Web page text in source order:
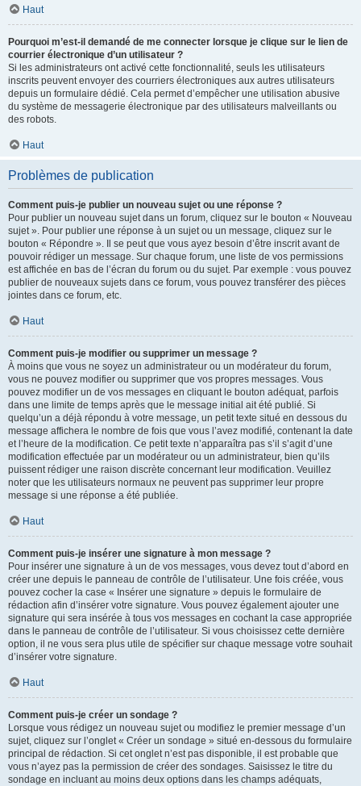
Haut
Pourquoi m’est-il demandé de me connecter lorsque je clique sur le lien de
courrier électronique d’un utilisateur ?
Si les administrateurs ont activé cette fonctionnalité, seuls les utilisateurs
inscrits peuvent envoyer des courriers électroniques aux autres utilisateurs
depuis un formulaire dédié. Cela permet d’empêcher une utilisation abusive
du système de messagerie électronique par des utilisateurs malveillants ou
des robots.
Haut
Problèmes de publication
Comment puis-je publier un nouveau sujet ou une réponse ?
Pour publier un nouveau sujet dans un forum, cliquez sur le bouton « Nouveau
sujet ». Pour publier une réponse à un sujet ou un message, cliquez sur le
bouton « Répondre ». Il se peut que vous ayez besoin d’être inscrit avant de
pouvoir rédiger un message. Sur chaque forum, une liste de vos permissions
est affichée en bas de l’écran du forum ou du sujet. Par exemple : vous pouvez
publier de nouveaux sujets dans ce forum, vous pouvez transférer des pièces
jointes dans ce forum, etc.
Haut
Comment puis-je modifier ou supprimer un message ?
À moins que vous ne soyez un administrateur ou un modérateur du forum,
vous ne pouvez modifier ou supprimer que vos propres messages. Vous
pouvez modifier un de vos messages en cliquant le bouton adéquat, parfois
dans une limite de temps après que le message initial ait été publié. Si
quelqu’un a déjà répondu à votre message, un petit texte situé en dessous du
message affichera le nombre de fois que vous l’avez modifié, contenant la date
et l’heure de la modification. Ce petit texte n’apparaîtra pas s’il s’agit d’une
modification effectuée par un modérateur ou un administrateur, bien qu’ils
puissent rédiger une raison discrète concernant leur modification. Veuillez
noter que les utilisateurs normaux ne peuvent pas supprimer leur propre
message si une réponse a été publiée.
Haut
Comment puis-je insérer une signature à mon message ?
Pour insérer une signature à un de vos messages, vous devez tout d’abord en
créer une depuis le panneau de contrôle de l’utilisateur. Une fois créée, vous
pouvez cocher la case « Insérer une signature » depuis le formulaire de
rédaction afin d’insérer votre signature. Vous pouvez également ajouter une
signature qui sera insérée à tous vos messages en cochant la case appropriée
dans le panneau de contrôle de l’utilisateur. Si vous choisissez cette dernière
option, il ne vous sera plus utile de spécifier sur chaque message votre souhait
d’insérer votre signature.
Haut
Comment puis-je créer un sondage ?
Lorsque vous rédigez un nouveau sujet ou modifiez le premier message d’un
sujet, cliquez sur l’onglet « Créer un sondage » situé en-dessous du formulaire
principal de rédaction. Si cet onglet n’est pas disponible, il est probable que
vous n’ayez pas la permission de créer des sondages. Saisissez le titre du
sondage en incluant au moins deux options dans les champs adéquats,